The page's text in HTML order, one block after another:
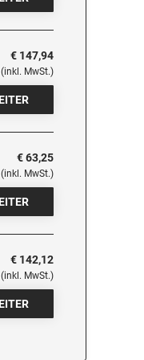
€ 147,94
(inkl. MwSt.)
€ 63,25
(inkl. MwSt.)
€ 142,12
(inkl. MwSt.)